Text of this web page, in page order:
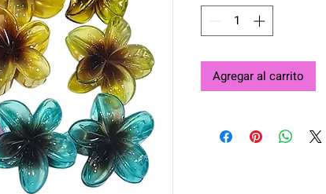
Agregar al carrito